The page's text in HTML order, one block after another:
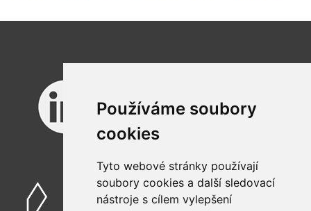
Používáme soubory
cookies
Tyto webové stránky používají
soubory cookies a další sledovací
nástroje s cílem vylepšení